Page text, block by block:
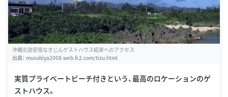
沖縄北部安宿なきじんゲストハウス結家へのアクセス
出典： musubiya2008.web.fc2.com/tizu.html
実質プライベートビーチ付きという、最高のロケーションのゲ
ストハウス。